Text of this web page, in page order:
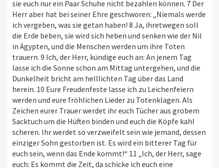
sie euch nur ein Paar Schuhe nicht bezahlen können. 7 Der
Herr aber hat bei seiner Ehre geschworen: „Niemals werde
ich vergeben, was sie getan haben! 8 Ja, ihretwegen soll
die Erde beben, sie wird sich heben und senken wie der Nil
in Ägypten, und die Menschen werden um ihre Toten
trauern. 9 Ich, der Herr, kündige euch an: An jenem Tag
lasse ich die Sonne schon am Mittag untergehen, und die
Dunkelheit bricht am helllichten Tag über das Land
herein. 10 Eure Freudenfeste lasse ich zu Leichenfeiern
werden und eure fröhlichen Lieder zu Totenklagen. Als
Zeichen eurer Trauer werdet ihr euch Tücher aus grobem
Sacktuch um die Hüften binden und euch die Köpfe kahl
scheren. Ihr werdet so verzweifelt sein wie jemand, dessen
einziger Sohn gestorben ist. Es wird ein bitterer Tag für
euch sein, wenn das Ende kommt!“ 11 „Ich, der Herr, sage
euch: Es kommt die Zeit, da schicke ich euch eine